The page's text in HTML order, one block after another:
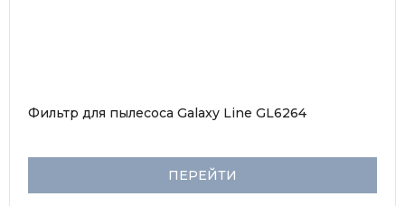
Фильтр для пылесоса Galaxy Line GL6264
ПЕРЕЙТИ